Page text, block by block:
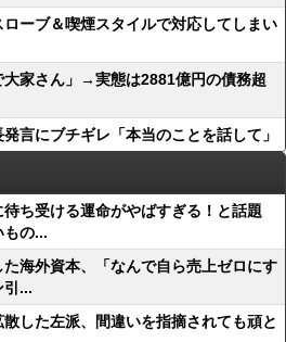
ーブ＆喫煙スタイルで対応してしまい
家さん」→実態は2881億円の債務超
言にブチギレ「本当のことを話して」
ち受ける運命がやばすぎる！と話題
もの...
海外資本、「なんで自ら売上ゼロにす
引...
した左派、間違いを指摘されても頑と